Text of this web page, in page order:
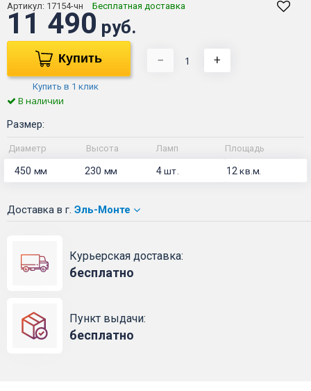
Артикул: 17154-чн Бесплатная доставка
11 490 руб.
Купить
Купить в 1 клик
− +
В наличии
Размер:
Диаметр Высота Ламп Площадь
450 мм 230 мм 4шт. 12кв.м.
Доставка в г. Эль-Монте
Курьерская доставка:
бесплатно
Пункт выдачи:
бесплатно